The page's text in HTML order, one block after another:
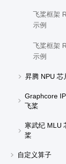
飞桨框架
示例
飞桨框架
示例
昇腾 NPU 芯
Graphcore
飞桨
寒武纪 MLU
桨
自定义算子